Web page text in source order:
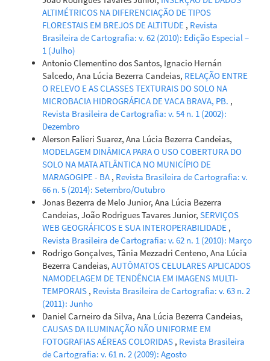
ALTIMÉTRICOS NA DIFERENCIAÇÃO DE TIPOS
FLORESTAIS EM BREJOS DE ALTITUDE , Revista
Brasileira de Cartografia: v. 62 (2010): Edição Especial –
1 (Julho)
Antonio Clementino dos Santos, Ignacio Hernán
Salcedo, Ana Lúcia Bezerra Candeias, RELAÇÃO ENTRE
O RELEVO E AS CLASSES TEXTURAIS DO SOLO NA
MICROBACIA HIDROGRÁFICA DE VACA BRAVA, PB. ,
Revista Brasileira de Cartografia: v. 54 n. 1 (2002):
Dezembro
Alerson Falieri Suarez, Ana Lúcia Bezerra Candeias,
MODELAGEM DINÂMICA PARA O USO COBERTURA DO
SOLO NA MATA ATLÂNTICA NO MUNICÍPIO DE
MARAGOGIPE - BA , Revista Brasileira de Cartografia: v.
66 n. 5 (2014): Setembro/Outubro
Jonas Bezerra de Melo Junior, Ana Lúcia Bezerra
Candeias, João Rodrigues Tavares Junior, SERVIÇOS
WEB GEOGRÁFICOS E SUA INTEROPERABILIDADE ,
Revista Brasileira de Cartografia: v. 62 n. 1 (2010): Março
Rodrigo Gonçalves, Tânia Mezzadri Centeno, Ana Lúcia
Bezerra Candeias, AUTÔMATOS CELULARES APLICADOS
NAMODELAGEM DE TENDÊNCIA EM IMAGENS MULTI-
TEMPORAIS , Revista Brasileira de Cartografia: v. 63 n. 2
(2011): Junho
Daniel Carneiro da Silva, Ana Lúcia Bezerra Candeias,
CAUSAS DA ILUMINAÇÃO NÃO UNIFORME EM
FOTOGRAFIAS AÉREAS COLORIDAS , Revista Brasileira
de Cartografia: v. 61 n. 2 (2009): Agosto